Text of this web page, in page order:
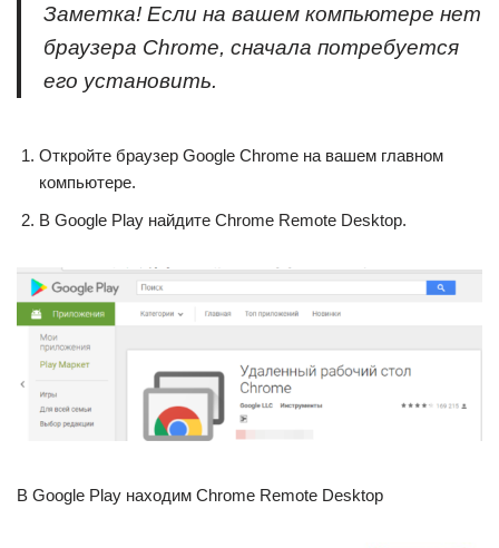
Заметка! Если на вашем компьютере нет
браузера Chrome, сначала потребуется
его установить.
Откройте браузер Google Chrome на вашем главном
компьютере.
В Google Play найдите Chrome Remote Desktop.
В Google Play находим Chrome Remote Desktop